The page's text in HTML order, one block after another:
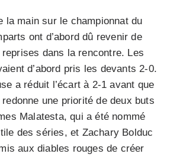
la main sur le championnat du
ont d’abord dû revenir de
reprises dans la rencontre. Les
d’abord pris les devants 2-0.
a réduit l’écart à 2-1 avant que
une priorité de deux buts
Malatesta, qui a été nommé
des séries, et Zachary Bolduc
aux diables rouges de créer